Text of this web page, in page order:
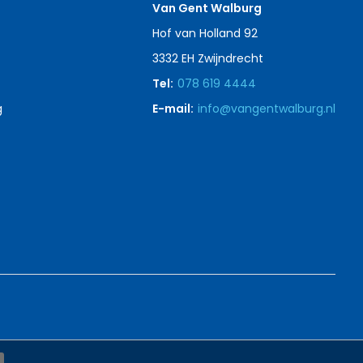
Van Gent Walburg
Hof van Holland 92
3332 EH Zwijndrecht
Tel: 078 619 4444
E-mail: info@vangentwalburg.nl